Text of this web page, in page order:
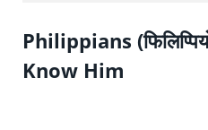
Philippians
Know Him